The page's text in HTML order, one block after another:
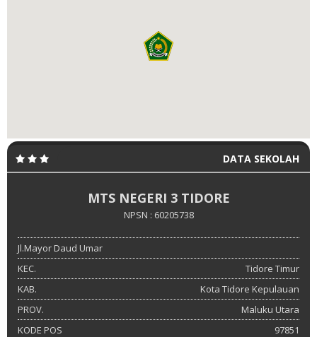
DATA SEKOLAH
MTS NEGERI 3 TIDORE
NPSN : 60205738
Jl.Mayor Daud Umar
KEC.
Tidore Timur
KAB.
Kota Tidore Kepulauan
PROV.
Maluku Utara
KODE POS
97851